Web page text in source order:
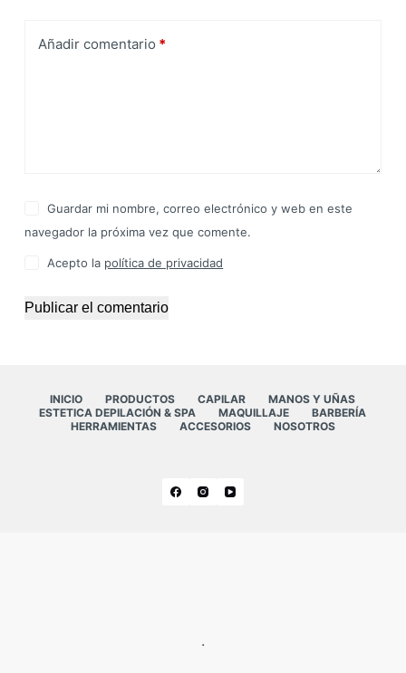
Añadir comentario *
Guardar mi nombre, correo electrónico y web en este
navegador la próxima vez que comente.
Acepto la política de privacidad
Publicar el comentario
INICIO PRODUCTOS CAPILAR
MANOS Y UÑAS
ESTETICA DEPILACIÓN & SPA
MAQUILLAJE
BARBERÍA
HERRAMIENTAS
ACCESORIOS NOSOTROS
.